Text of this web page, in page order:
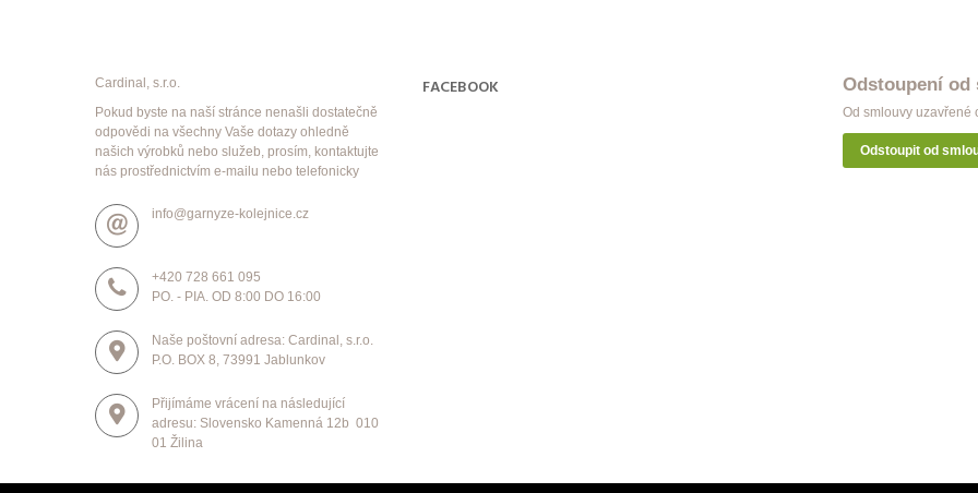
Cardinal, s.r.o.
Pokud byste na naší stránce nenašli dostatečně
odpovědi na všechny Vaše dotazy ohledně
našich výrobků nebo služeb, prosím, kontaktujte
nás prostřednictvím e-mailu nebo telefonicky
info@garnyze-kolejnice.cz
+420 728 661 095
PO. - PIA. OD 8:00 DO 16:00
Naše poštovní adresa: Cardinal, s.r.o.
P.O. BOX 8, 73991 Jablunkov
Přijímáme vrácení na následující
adresu: Slovensko Kamenná 12b 010
01 Žilina
FACEBOOK Odstoupení od
Od smlouvy uzavřené
Odstoupit od